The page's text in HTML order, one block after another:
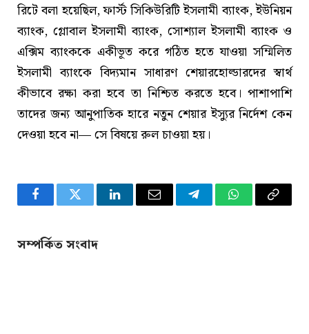
রিটে বলা হয়েছিল, ফার্স্ট সিকিউরিটি ইসলামী ব্যাংক, ইউনিয়ন
ব্যাংক, গ্লোবাল ইসলামী ব্যাংক, সোশ্যাল ইসলামী ব্যাংক ও
এক্সিম ব্যাংককে একীভূত করে গঠিত হতে যাওয়া সম্মিলিত
ইসলামী ব্যাংকে বিদ্যমান সাধারণ শেয়ারহোল্ডারদের স্বার্থ
কীভাবে রক্ষা করা হবে তা নিশ্চিত করতে হবে। পাশাপাশি
তাদের জন্য আনুপাতিক হারে নতুন শেয়ার ইস্যুর নির্দেশ কেন
দেওয়া হবে না— সে বিষয়ে রুল চাওয়া হয়।
FacebookTwitter LinkedInEmail TelegramWhatsApp
Copy
সম্পর্কিত সংবাদ